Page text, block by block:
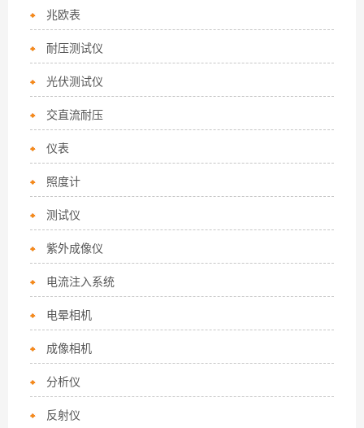
兆欧表
耐压测试仪
光伏测试仪
交直流耐压
仪表
照度计
测试仪
紫外成像仪
电流注入系统
电晕相机
成像相机
分析仪
反射仪